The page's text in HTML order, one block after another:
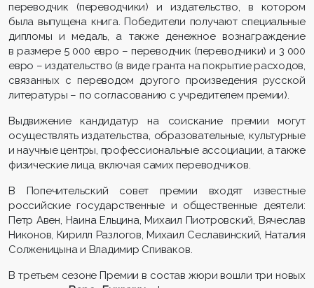
переводчик (переводчики) и издательство, в котором
была выпущена книга. Победители получают специальные
дипломы и медаль, а также денежное вознаграждение
в размере 5 000 евро – переводчик (переводчики) и 3 000
евро – издательство (в виде гранта на покрытие расходов,
связанных с переводом другого произведения русской
литературы – по согласованию с учредителем премии).
Выдвижение кандидатур на соискание премии могут
осуществлять издательства, образовательные, культурные
и научные центры, профессиональные ассоциации, а также
физические лица, включая самих переводчиков.
В Попечительский совет премии входят известные
российские государственные и общественные деятели:
Петр Авен, Наина Ельцина, Михаил Пиотровский, Вячеслав
Никонов, Кирилл Разлогов, Михаил Сеславинский, Наталия
Солженицына и Владимир Спиваков.
В третьем сезоне Премии в состав жюри вошли три новых